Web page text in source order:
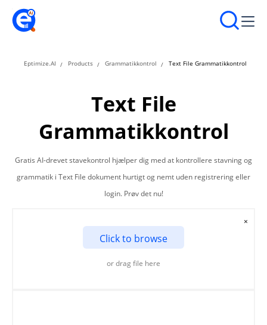
Eptimize.AI Products Grammatikkontrol Text File Grammatikkontrol
Text File
Grammatikkontrol
Gratis AI-drevet stavekontrol hjælper dig med at kontrollere stavning og
grammatik i Text File dokument hurtigt og nemt uden registrering eller
login. Prøv det nu!
Click to browse
or drag file here
×